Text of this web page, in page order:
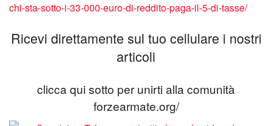
chi-sta-sotto-i-33-000-euro-di-reddito-paga-il-5-di-tasse/
Ricevi direttamente sul tuo cellulare i nostri
articoli
clicca qui sotto per unirti alla comunità
forzearmate.org/